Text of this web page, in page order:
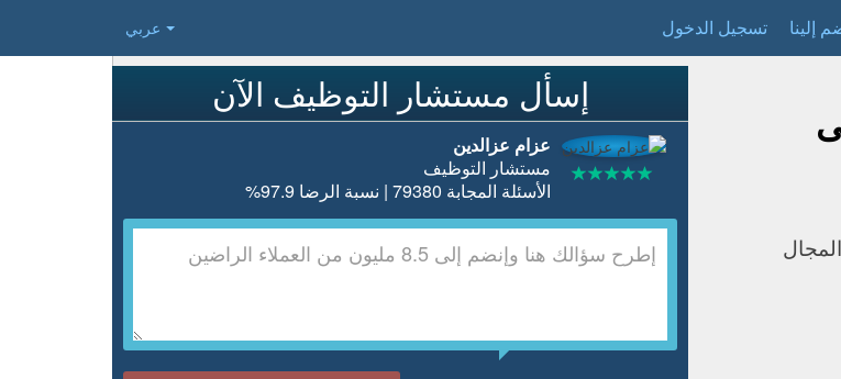
عربي إلينا تسجيل الدخول
إسأل مستشار التوظيف الآن
عزام عزالدين
مستشار التوظيف
الأسئلة المجابة 79380 | نسبة الرضا 97.9%